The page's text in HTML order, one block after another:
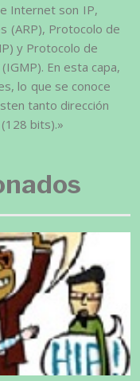
Internet son IP,
(ARP), Protocolo de
y Protocolo de
En esta capa,
lo que se conoce
tanto dirección
bits).»